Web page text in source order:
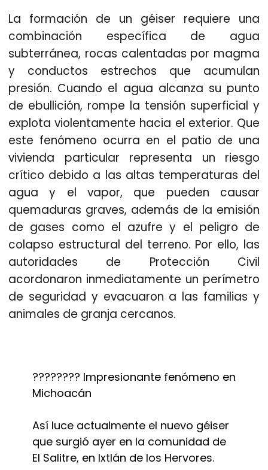
La formación de un géiser requiere una
combinación específica de agua
subterránea, rocas calentadas por magma
y conductos estrechos que acumulan
presión. Cuando el agua alcanza su punto
de ebullición, rompe la tensión superficial y
explota violentamente hacia el exterior. Que
este fenómeno ocurra en el patio de una
vivienda particular representa un riesgo
crítico debido a las altas temperaturas del
agua y el vapor, que pueden causar
quemaduras graves, además de la emisión
de gases como el azufre y el peligro de
colapso estructural del terreno. Por ello, las
autoridades de Protección Civil
acordonaron inmediatamente un perímetro
de seguridad y evacuaron a las familias y
animales de granja cercanos.
???????? Impresionante fenómeno en
Michoacán
Así luce actualmente el nuevo géiser
que surgió ayer en la comunidad de
El Salitre, en Ixtlán de los Hervores.